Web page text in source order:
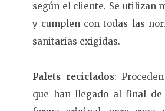
según el cliente. Se utilizan
y cumplen con todas las
sanitarias exigidas.
Palets reciclados:
que han llegado al final